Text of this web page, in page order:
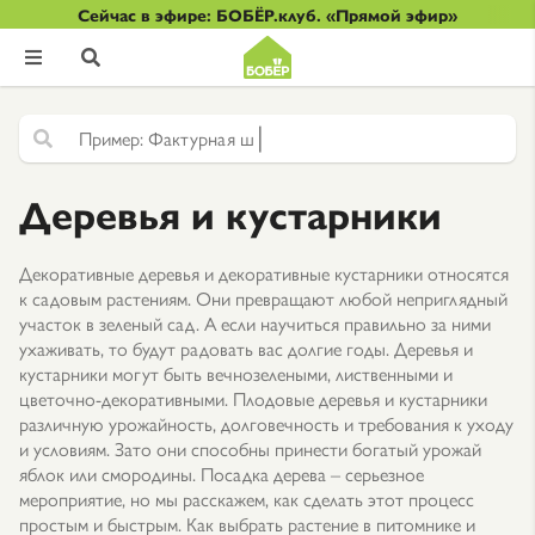
Сейчас в эфире: БОБЁР.клуб. «Прямой эфир»
 
Фактурная ш
Деревья и кустарники
Декоративные деревья и декоративные кустарники относятся
к садовым растениям. Они превращают любой неприглядный
участок в зеленый сад. А если научиться правильно за ними
ухаживать, то будут радовать вас долгие годы. Деревья и
кустарники могут быть вечнозелеными, лиственными и
цветочно-декоративными. Плодовые деревья и кустарники
различную урожайность, долговечность и требования к уходу
и условиям. Зато они способны принести богатый урожай
яблок или смородины. Посадка дерева – серьезное
мероприятие, но мы расскажем, как сделать этот процесс
простым и быстрым. Как выбрать растение в питомнике и